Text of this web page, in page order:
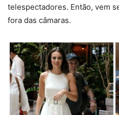
telespectadores. Então, vem
fora das câmaras.